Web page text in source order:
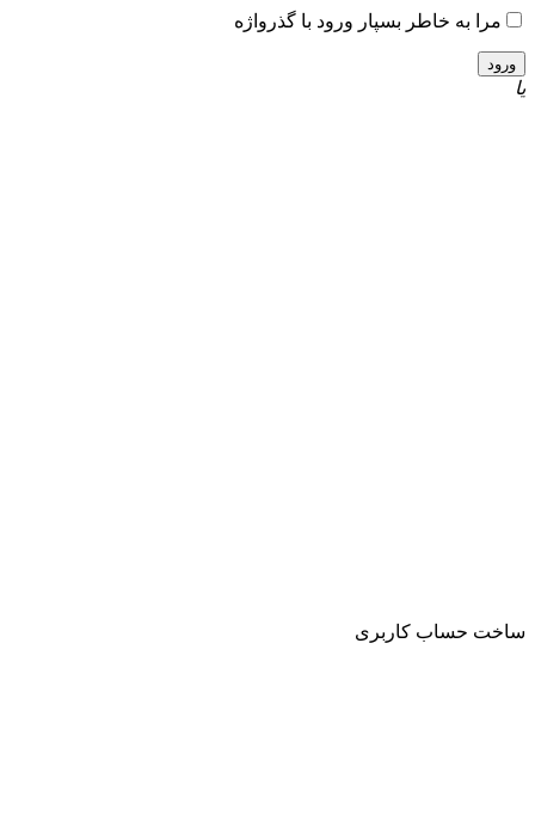
مرا به خاطر بسپار ورود با گذرواژه
یا
ساخت حساب کاربری